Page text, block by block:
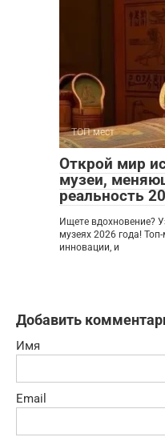
ТОП мест
Открой мир
музеи,
реальность
Ищете вдохновение?
музеях 2026 года!
инновации, и
Добавить
Имя
Email